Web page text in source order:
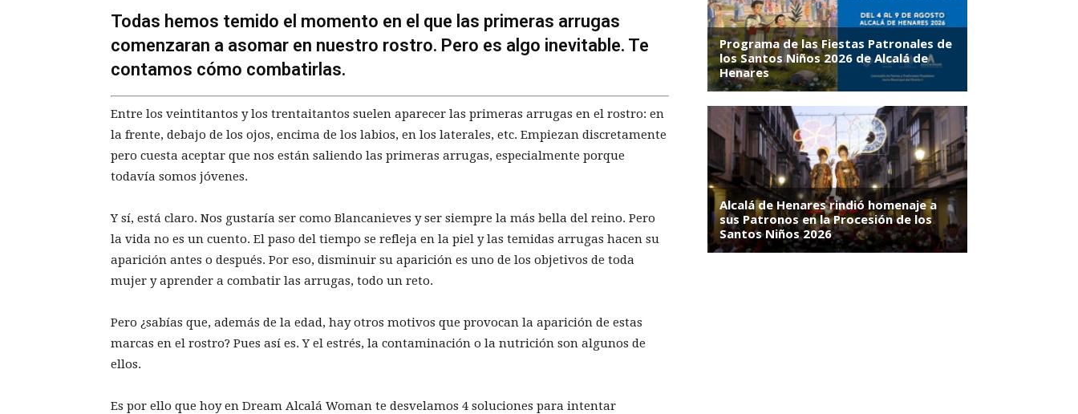
Todas hemos temido el momento en el que las primeras arrugas
comenzaran a asomar en nuestro rostro. Pero es algo inevitable. Te
contamos cómo combatirlas.
Entre los veintitantos y los trentaitantos suelen aparecer las primeras arrugas en el rostro: en
la frente, debajo de los ojos, encima de los labios, en los laterales, etc. Empiezan discretamente
pero cuesta aceptar que nos están saliendo las primeras arrugas, especialmente porque
todavía somos jóvenes.
Y sí, está claro. Nos gustaría ser como Blancanieves y ser siempre la más bella del reino. Pero
la vida no es un cuento. El paso del tiempo se refleja en la piel y las temidas arrugas hacen su
aparición antes o después. Por eso, disminuir su aparición es uno de los objetivos de toda
mujer y aprender a combatir las arrugas, todo un reto.
Pero ¿sabías que, además de la edad, hay otros motivos que provocan la aparición de estas
marcas en el rostro? Pues así es. Y el estrés, la contaminación o la nutrición son algunos de
ellos.
Es por ello que hoy en Dream Alcalá Woman te desvelamos 4 soluciones para intentar